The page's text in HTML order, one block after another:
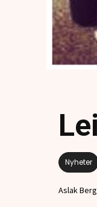
Nyheter
Aslak